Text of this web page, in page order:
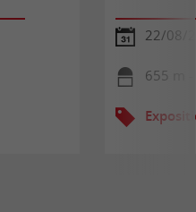
22/08/
655 m -